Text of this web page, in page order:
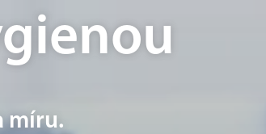
míru.